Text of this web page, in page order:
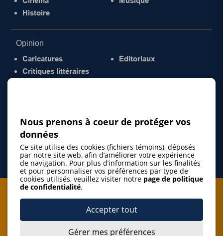
Histoire
Opinion
Caricatures
Critiques littéraires
Éditoriaux
Je m'abonne à l'infolettre
Nous prenons à coeur de protéger vos
données
Ce site utilise des cookies (fichiers témoins), déposés
par notre site web, afin d’améliorer votre expérience
de navigation. Pour plus d’information sur les finalités
et pour personnaliser vos préférences par type de
cookies utilisés, veuillez visiter notre page de politique
de confidentialité.
Accepter tout
Gérer mes préférences